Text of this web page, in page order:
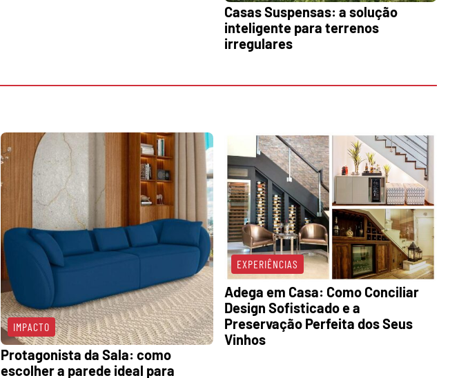
Casas Suspensas: a solução
inteligente para terrenos
irregulares
IMPACTO
Protagonista da Sala: como
escolher a parede ideal para
EXPERIÊNCIAS
Adega em Casa: Como Conciliar
Design Sofisticado e a
Preservação Perfeita dos Seus
Vinhos